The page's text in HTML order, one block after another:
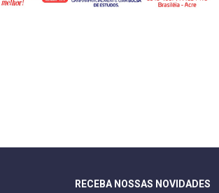
RECEBA NOSSAS NOVIDADES